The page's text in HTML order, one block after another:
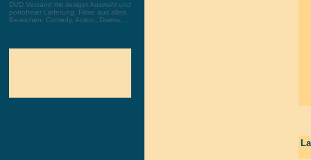
DVD Versand mit riesiger Auswahl und
portofreier Lieferung. Filme aus allen
Bereichen: Comedy, Action, Drama, ...